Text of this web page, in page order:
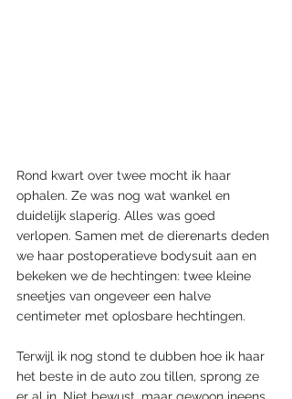
Rond kwart over twee mocht ik haar
ophalen. Ze was nog wat wankel en
duidelijk slaperig. Alles was goed
verlopen. Samen met de dierenarts deden
we haar postoperatieve bodysuit aan en
bekeken we de hechtingen: twee kleine
sneetjes van ongeveer een halve
centimeter met oplosbare hechtingen.
Terwijl ik nog stond te dubben hoe ik haar
het beste in de auto zou tillen, sprong ze